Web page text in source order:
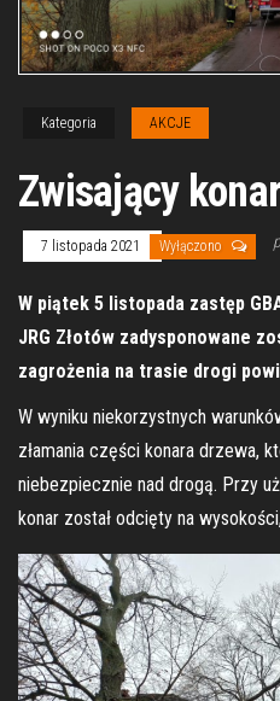
Kategoria AKCJE
Zwisający
7 listopada 2021 Wyłączono
W piątek 5 listopada zastęp
JRG Złotów zadysponowane
zagrożenia na trasie drogi
W wyniku niekorzystnych
złamania części konara drzewa,
niebezpiecznie nad drogą. Przy
konar został odcięty na